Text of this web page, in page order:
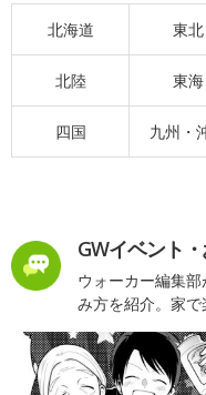
北海道 東北
北陸 東海
四国 九州・
GWイベント
ウォーカー編集
み方を紹介。家で